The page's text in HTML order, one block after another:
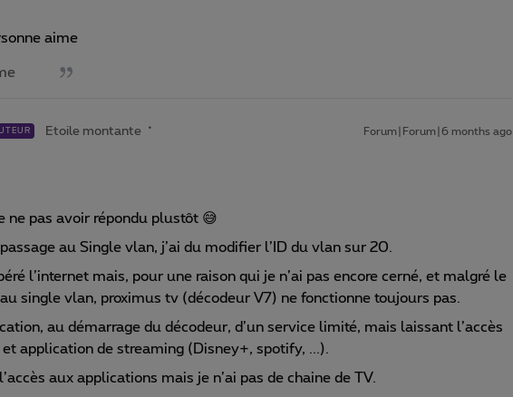
aime
Etoile montante Forum|Forum|6 months ago
ne pas avoir répondu plustôt 😅
au Single vlan, j’ai du modifier l’ID du vlan sur 20.
l’internet mais, pour une raison qui je n’ai pas encore cerné, et malgré le
single vlan, proximus tv (décodeur V7) ne fonctionne toujours pas.
au démarrage du décodeur, d’un service limité, mais laissant l’accès
et application de streaming (Disney+, spotify, ...).
aux applications mais je n’ai pas de chaine de TV.